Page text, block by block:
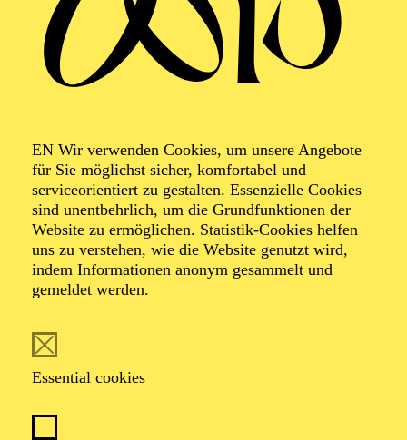
EN Wir verwenden Cookies, um unsere Angebote
für Sie möglichst sicher, komfortabel und
serviceorientiert zu gestalten. Essenzielle Cookies
sind unentbehrlich, um die Grundfunktionen der
Website zu ermöglichen. Statistik-Cookies helfen
uns zu verstehen, wie die Website genutzt wird,
indem Informationen anonym gesammelt und
gemeldet werden.
Essential cookies
Wednesday
03.02.2027
17:30 - 19:00
Alto Theater
PHILHARMONIE ESSEN
Thursday
04.02.2027
11:00 - 12:00
PHILHARMONIE ENTDECKEN ·
KOMPOSITIONSPROJEKT
ERZÄHLT